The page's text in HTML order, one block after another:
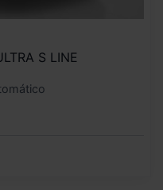
S LINE